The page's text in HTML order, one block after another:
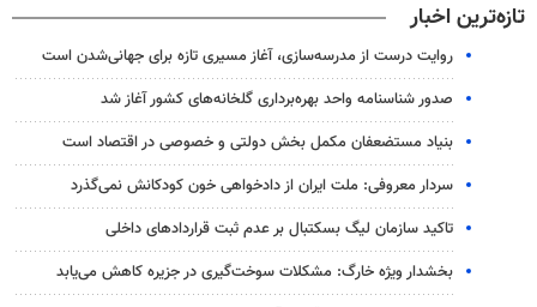
تازه‌ترین اخبار
روایت درست از مدرسه‌سازی، آغاز مسیری تازه برای جهانی‌شدن است
صدور شناسنامه واحد بهره‌برداری گلخانه‌های کشور آغاز شد
بنیاد مستضعفان مکمل بخش دولتی و خصوصی در اقتصاد است
سردار معروفی: ملت ایران از دادخواهی خون کودکانش نمی‌گذرد
تاکید سازمان لیگ بسکتبال بر عدم ثبت قراردادهای داخلی
بخشدار ویژه خارگ: مشکلات سوخت‌گیری در جزیره کاهش می‌یابد